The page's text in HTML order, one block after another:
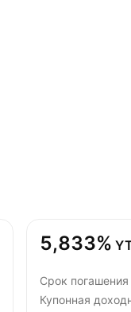
5,833%
Срок погашения
Купонная